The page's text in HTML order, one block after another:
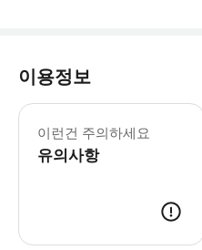
이용정보
이런건 주의하세요
유의사항